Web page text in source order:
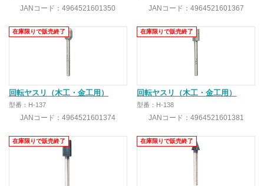
JANコード：4964521601350 JANコード：4964521601367
回転ヤスリ（木工・金工用）
型番：H-137
JANコード：4964521601374
在庫限りで販売終了
回転ヤスリ（木工・金工用）
型番：H-138
JANコード：4964521601381
在庫限りで販売終了
在庫限りで販売終了 在庫限りで販売終了